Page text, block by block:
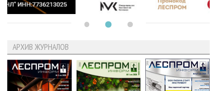
АРХИВ ЖУРНАЛОВ